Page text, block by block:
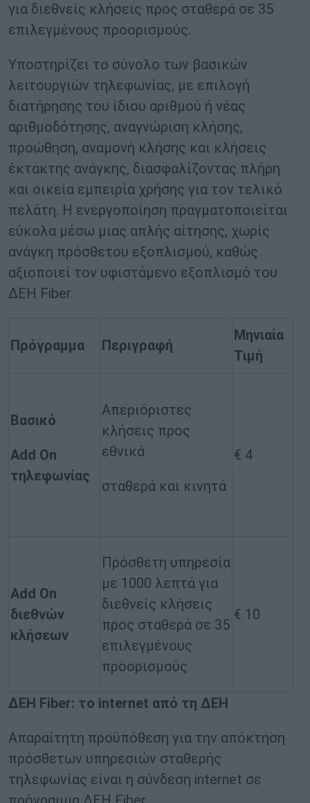
για διεθνείς κλήσεις προς σταθερά σε 35
επιλεγμένους προορισμούς.
Υποστηρίζει το σύνολο των βασικών
λειτουργιών τηλεφωνίας, με επιλογή
διατήρησης του ίδιου αριθμού ή νέας
αριθμοδότησης, αναγνώριση κλήσης,
προώθηση, αναμονή κλήσης και κλήσεις
έκτακτης ανάγκης, διασφαλίζοντας πλήρη
και οικεία εμπειρία χρήσης για τον τελικό
πελάτη. Η ενεργοποίηση πραγματοποιείται
εύκολα μέσω μιας απλής αίτησης, χωρίς
ανάγκη πρόσθετου εξοπλισμού, καθώς
αξιοποιεί τον υφιστάμενο εξοπλισμό του
ΔΕΗ Fiber.
Πρόγραμμα Περιγραφή
Μηνιαία
Τιμή
Βασικό
Add On
τηλεφωνίας
Απεριόριστες
κλήσεις προς
εθνικά
σταθερά και κινητά
€ 4
Add On
διεθνών
κλήσεων
Πρόσθετη υπηρεσία
με 1000 λεπτά για
διεθνείς κλήσεις
προς σταθερά σε 35
επιλεγμένους
προορισμούς
€ 10
ΔΕΗ Fiber: το internet από τη ΔΕΗ
Απαραίτητη προϋπόθεση για την απόκτηση
πρόσθετων υπηρεσιών σταθερής
τηλεφωνίας είναι η σύνδεση internet σε